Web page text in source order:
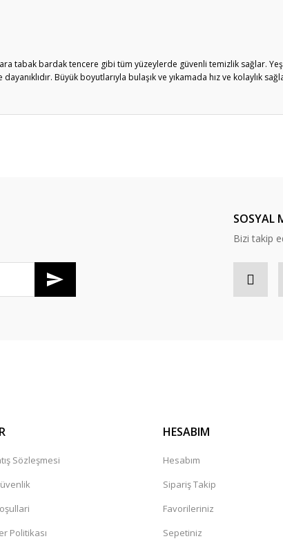
tabak bardak tencere gibi tüm yüzeylerde güvenli temizlik sağlar.
Büyük boyutlarıyla bulaşık ve yıkamada hız ve
SOSYAL
Bizi takip
Sözleşmesi
Politikası
HESABIM
Hesabım
Sipariş Takip
Favorileriniz
Sepetiniz